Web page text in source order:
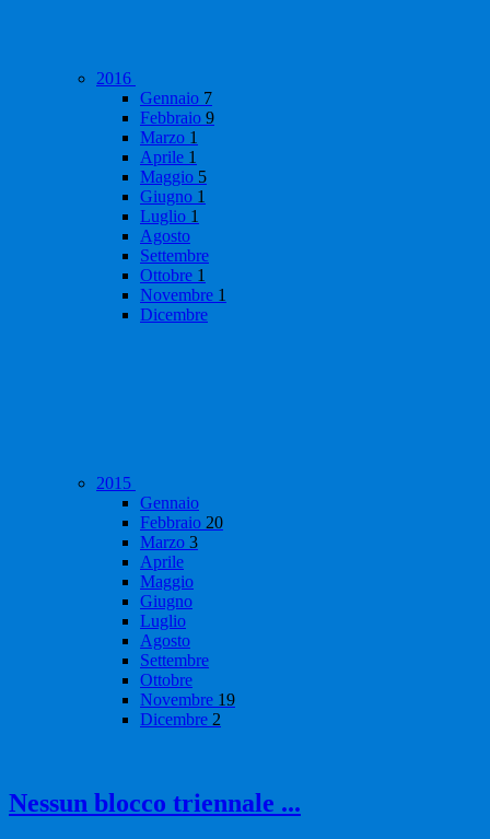
2016
Gennaio 7
Febbraio 9
Marzo 1
Aprile 1
Maggio 5
Giugno 1
Luglio 1
Agosto
Settembre
Ottobre 1
Novembre 1
Dicembre
2015
Gennaio
Febbraio 20
Marzo 3
Aprile
Maggio
Giugno
Luglio
Agosto
Settembre
Ottobre
Novembre 19
Dicembre 2
Nessun blocco triennale ...